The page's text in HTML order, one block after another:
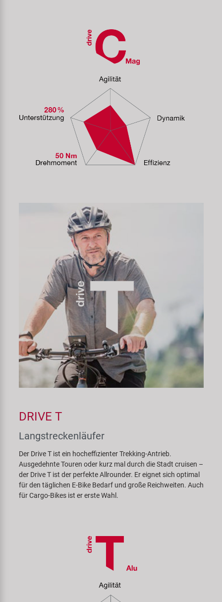
DRIVE T
Langstreckenläufer
Der Drive T ist ein hocheffizienter Trekking-Antrieb.
Ausgedehnte Touren oder kurz mal durch die Stadt cruisen –
der Drive T ist der perfekte Allrounder. Er eignet sich optimal
für den täglichen E‍-‍Bike Bedarf und große Reichweiten. Auch
für Cargo-Bikes ist er erste Wahl.